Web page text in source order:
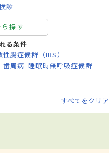
診
探す
る条件
性腸症候群（IBS）
歯周病 睡眠時無呼吸症候群
すべてをクリア